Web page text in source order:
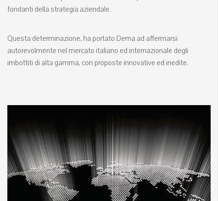
fondanti della strategia aziendale.
Questa determinazione, ha portato Dema ad affermarsi
autorevolmente nel mercato italiano ed internazionale degli
imbottiti di alta gamma, con proposte innovative ed inedite.